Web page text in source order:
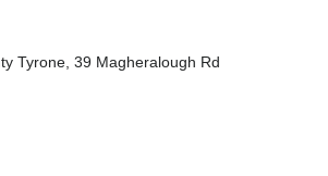
Tyrone, 39 Magheralough Rd